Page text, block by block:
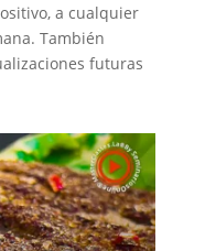
a cualquier
También
futuras